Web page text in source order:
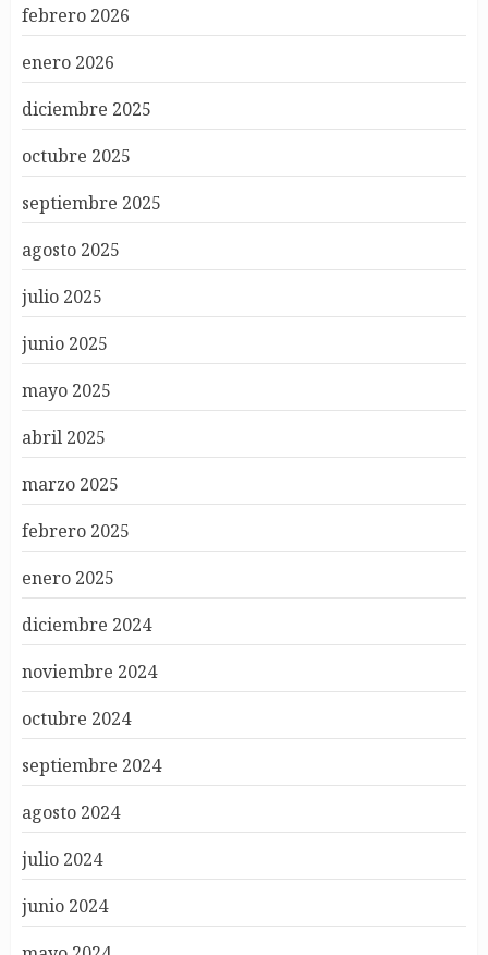
febrero 2026
enero 2026
diciembre 2025
octubre 2025
septiembre 2025
agosto 2025
julio 2025
junio 2025
mayo 2025
abril 2025
marzo 2025
febrero 2025
enero 2025
diciembre 2024
noviembre 2024
octubre 2024
septiembre 2024
agosto 2024
julio 2024
junio 2024